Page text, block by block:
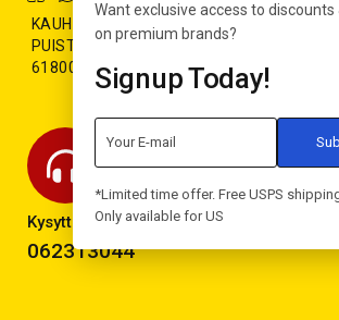
KAUHAJOKI:
PUISTOTIE 70 (K-CITYMARKET)
61800 KAUHAJOKI
Kysyttävää? Soita!
062313044
Want exclusive access to
on premium brands?
Signup Today!
*Limited time offer. Free USPS
Only available for US